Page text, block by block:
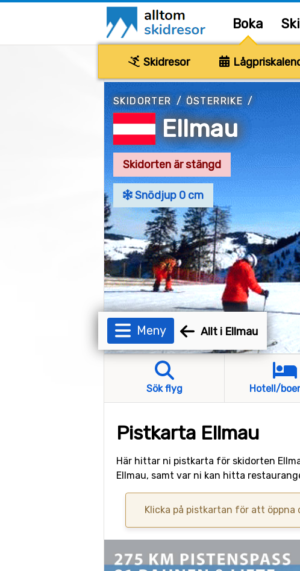
Boka
Skidresor
SKIDORTER/ ÖSTERRIKE/
Ellmau
Skidorten är stängd
Snödjup 0 cm
Meny Allt i Ellmau
Sök flyg Hotell/
Pistkarta Ellmau
Här hittar ni pistkarta för skidorten
Ellmau, samt var ni kan hitta
Klicka på pistkartan för att öppna